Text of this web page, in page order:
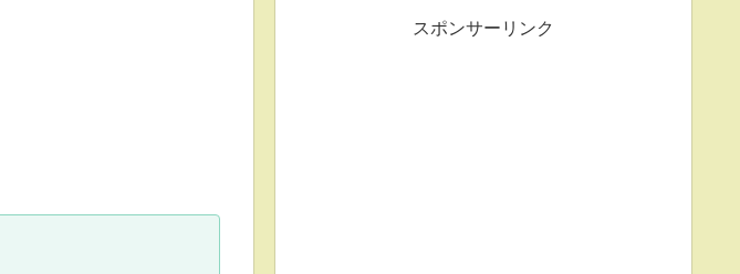
スポンサーリンク